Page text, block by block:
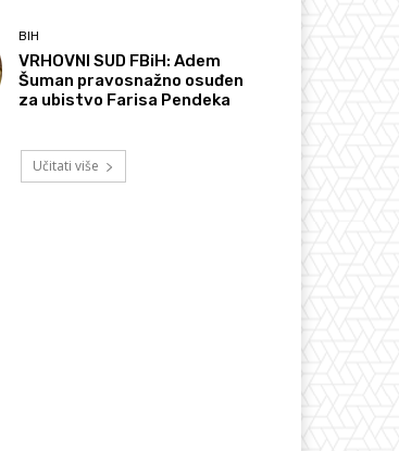
BIH
VRHOVNI SUD FBiH: Adem
Šuman pravosnažno osuđen
za ubistvo Farisa Pendeka
Učitati više